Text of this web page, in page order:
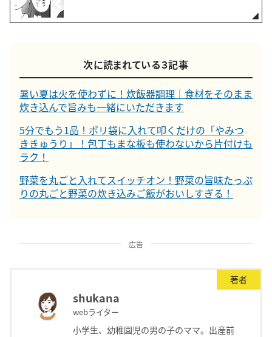
次に読まれている３記事
暑い夏は火を使わずに！炊飯器調理｜食材をそのまま
炊き込んで旨みも一緒にいただきます
5分でもう1品！ポリ袋に入れて叩くだけの「やみつ
ききゅうり」！包丁もまな板も使わないから片付けも
ラク！
野菜を丸ごと入れてスイッチオン！野菜の旨味たっぷ
りの丸ごと野菜の炊き込みご飯がおいしすぎる！
広告
著者
shukana
webライター
小学生、幼稚園児の男の子のママ。出産前